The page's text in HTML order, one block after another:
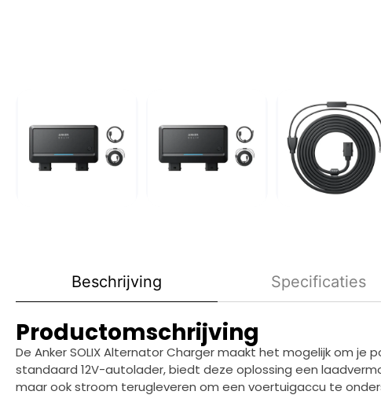
Beschrijving Specificaties
Productomschrijving
De Anker SOLIX Alternator Charger maakt het mogelijk om
standaard 12V-autolader, biedt deze oplossing een
maar ook stroom terugleveren om een voertuigaccu te